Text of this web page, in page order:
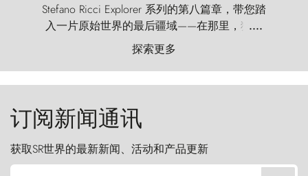
Stefano Ricci Explorer 系列的第八篇章，带您踏
入一片原始世界的最后疆域——在那里，狂风
以远古的怒号雕琢着自然，而百内塔（Torres
del Paine）则宛如石砌的哨兵，傲然向苍穹发
起挑战。
....
探索更多
订阅新闻通讯
获取SR世界的最新新闻、活动和产品更新